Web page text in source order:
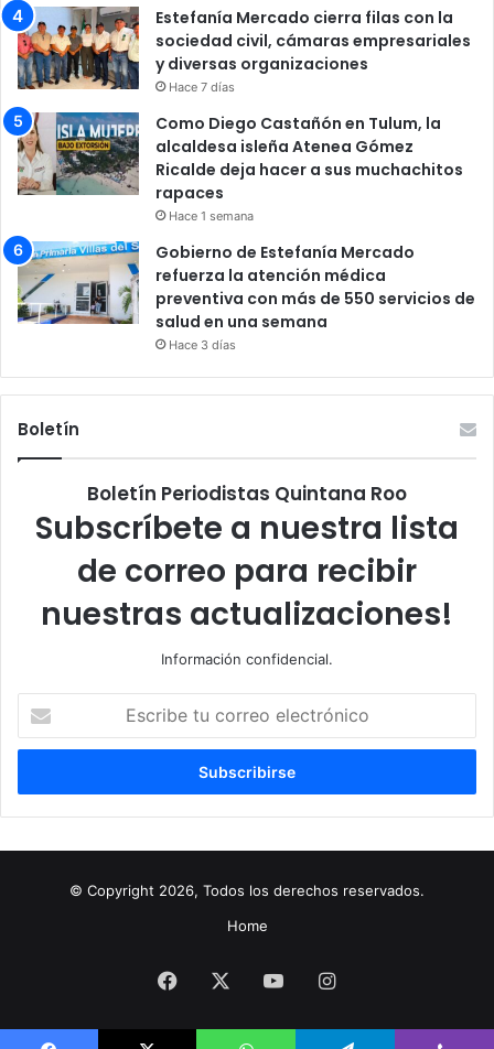
Estefanía Mercado cierra filas con la
sociedad civil, cámaras empresariales
y diversas organizaciones
Hace 7 días
Como Diego Castañón en Tulum, la
alcaldesa isleña Atenea Gómez
Ricalde deja hacer a sus muchachitos
rapaces
Hace 1 semana
Gobierno de Estefanía Mercado
refuerza la atención médica
preventiva con más de 550 servicios de
salud en una semana
Hace 3 días
Boletín
Boletín Periodistas Quintana Roo
Subscríbete a nuestra lista
de correo para recibir
nuestras actualizaciones!
Información confidencial.
correo
© Copyright 2026, Todos los derechos reservados.
Home
Facebook YouTubeInstagram